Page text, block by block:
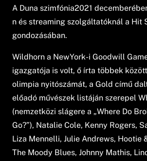
A Duna szimfónia2021
n és streaming szolgáltatóknál a Hit
gondozásában.
Wildhorn a NewYork-i Goodwill
igazgatója is volt, ő írta többek
olimpia nyitószámát, a Gold című
előadó művészek listáján szerepel
(nemzetközi slágere a „Where Do
Go?”), Natalie Cole, Kenny Rogers,
Liza Mennelli, Julie Andrews, Hootie
The Moody Blues, Johnny Mathis,